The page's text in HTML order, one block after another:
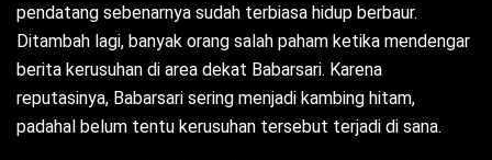
pendatang sebenarnya sudah terbiasa hidup berbaur.
Ditambah lagi, banyak orang salah paham ketika mendengar
berita kerusuhan di area dekat Babarsari. Karena
reputasinya, Babarsari sering menjadi kambing hitam,
padahal belum tentu kerusuhan tersebut terjadi di sana.